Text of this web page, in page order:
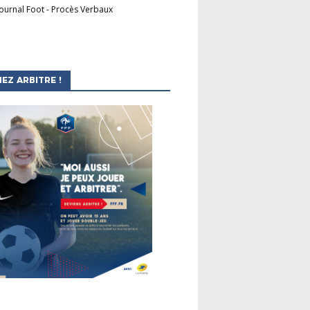
Foot- Procès Verbaux
ARBITRE !